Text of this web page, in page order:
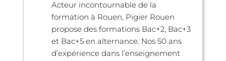
Acteur incontournable de la
formation à Rouen, Pigier Rouen
propose des formations Bac+2, Bac+3
et Bac+5 en alternance. Nos 50 ans
d’expérience dans l’enseignement